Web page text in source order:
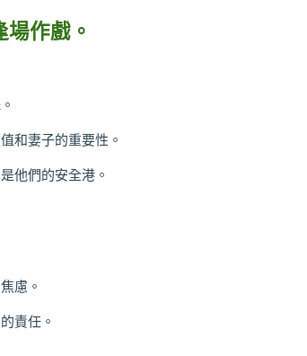
作戲。
和妻子的重要性。
他們的安全港。
慮。
責任。